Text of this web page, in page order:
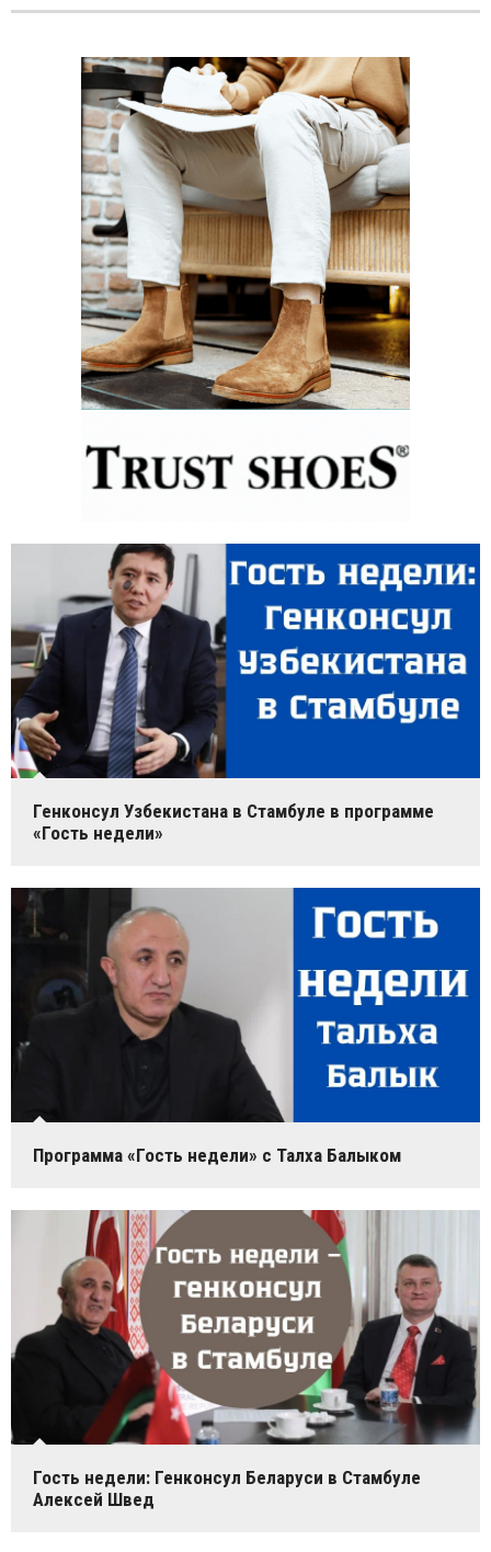
Генконсул Узбекистана в Стамбуле в программе
«Гость недели»
Программа «Гость недели» с Талха Балыком
Гость недели: Генконсул Беларуси в Стамбуле
Алексей Швед